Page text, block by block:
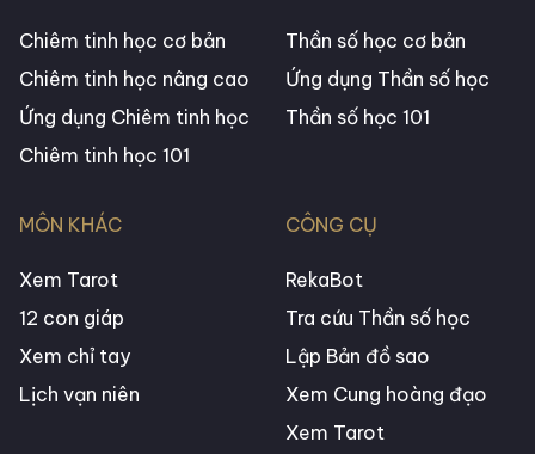
Chiêm tinh học cơ bản
Chiêm tinh học nâng cao
Ứng dụng Chiêm tinh học
Chiêm tinh học 101
Thần số học cơ bản
Ứng dụng Thần số học
Thần số học 101
MÔN KHÁC
Xem Tarot
12 con giáp
Xem chỉ tay
Lịch vạn niên
CÔNG CỤ
RekaBot
Tra cứu Thần số học
Lập Bản đồ sao
Xem Cung hoàng đạo
Xem Tarot